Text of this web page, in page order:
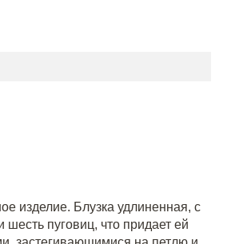
изделие. Блузка удлиненная, с
пуговиц, что придает ей